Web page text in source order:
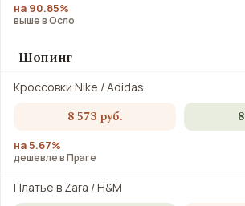
на 90.85%
выше в Осло
Шопинг
Кроссовки Nike / Adidas
8 573 руб.
на 5.67%
дешевле в Праге
Платье в Zara / H&M